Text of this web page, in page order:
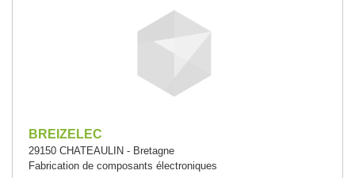
BREIZELEC
29150 CHATEAULIN - Bretagne
Fabrication de composants électroniques